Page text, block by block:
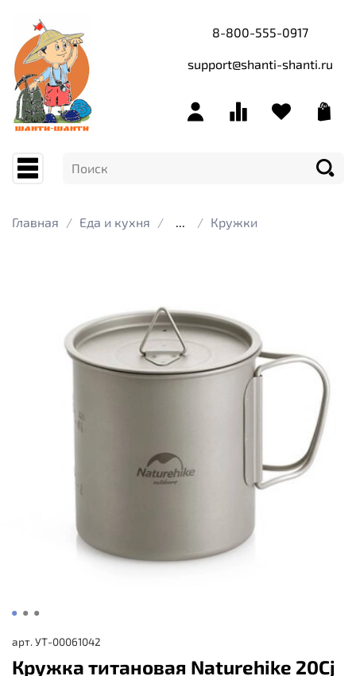
8-800-555-0917
support@shanti-shanti.ru
Главная Еда и кухня Кружки
арт. УТ-00061042
Кружка титановая Naturehike 20Cj